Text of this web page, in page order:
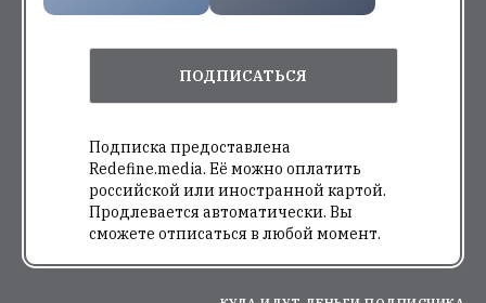
ПОДПИСАТЬСЯ
Подписка предоставлена
Redefine.media. Её можно оплатить
российской или иностранной картой.
Продлевается автоматически. Вы
сможете отписаться в любой момент.